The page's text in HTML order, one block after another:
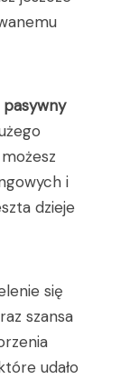
pasywny
i
dzieje
się
szansa
udało